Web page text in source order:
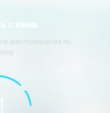
с нами
или позвонитее по